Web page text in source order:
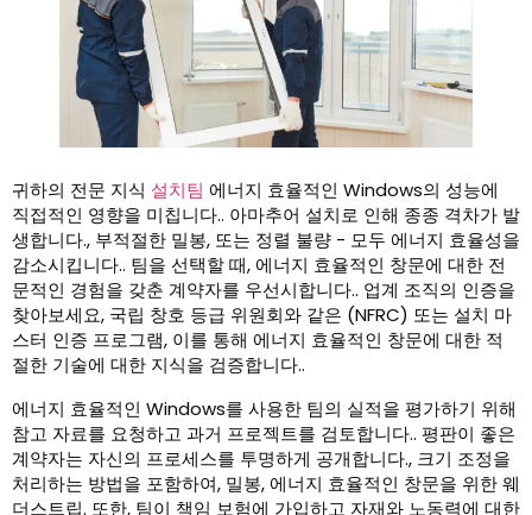
귀하의 전문 지식 설치팀 에너지 효율적인 Windows의 성능에
직접적인 영향을 미칩니다.. 아마추어 설치로 인해 종종 격차가 발
생합니다., 부적절한 밀봉, 또는 정렬 불량 - 모두 에너지 효율성을
감소시킵니다.. 팀을 선택할 때, 에너지 효율적인 창문에 대한 전
문적인 경험을 갖춘 계약자를 우선시합니다.. 업계 조직의 인증을
찾아보세요, 국립 창호 등급 위원회와 같은 (NFRC) 또는 설치 마
스터 인증 프로그램, 이를 통해 에너지 효율적인 창문에 대한 적
절한 기술에 대한 지식을 검증합니다..
에너지 효율적인 Windows를 사용한 팀의 실적을 평가하기 위해
참고 자료를 요청하고 과거 프로젝트를 검토합니다.. 평판이 좋은
계약자는 자신의 프로세스를 투명하게 공개합니다., 크기 조정을
처리하는 방법을 포함하여, 밀봉, 에너지 효율적인 창문을 위한 웨
더스트립. 또한, 팀이 책임 보험에 가입하고 자재와 노동력에 대한